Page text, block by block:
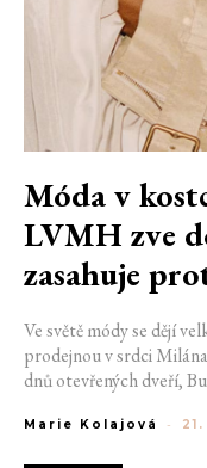
Móda v
LVMH zve
zasahuje
Ve světě módy se dějí
prodejnou v srdci
dnů otevřených dveří,
AliExpress.
Marie Kolajová -